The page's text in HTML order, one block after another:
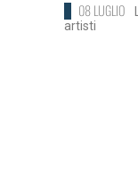
08 LUGLIO
artisti